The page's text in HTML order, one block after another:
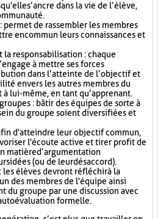
s’ancre dans la vie de l’élève,
permet de rassembler les membres
en commun leurs connaissances et
responsabilisation : chaque
à mettre ses forces
dans l’atteinte de l’objectif et
envers les autres membres du
lui-même, en tant qu’apprenant.
: bâtir des équipes de sorte à
du groupe soient diversifiées et
d'atteindre leur objectif commun,
l'écoute active et tirer profit de
matière d’argumentation
idées (ou de leur désaccord).
élèves devront réfléchir à la
des membres de l'équipe ainsi
du groupe par une discussion avec
formelle.